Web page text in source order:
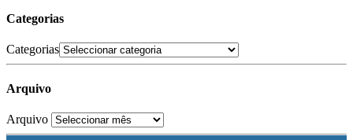
Categorias
Categorias
Arquivo
Arquivo